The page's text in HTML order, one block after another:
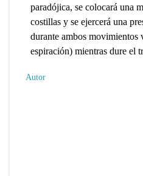
paradójica, se colocará una
costillas y se ejercerá una
durante ambos
espiración) mientras dure el
Autor